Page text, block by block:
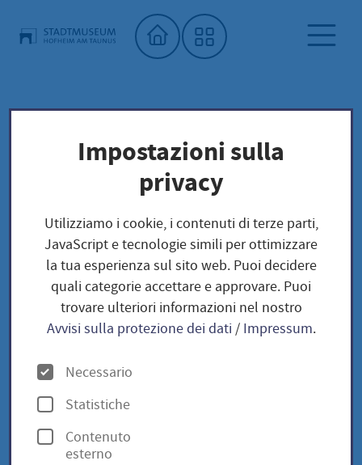
Home"
Museo della città Mostre speciali Archiv
Sonderausstellungen 1991-1995
Sonderausstellungen
1991-1995
Lebenszeichen. Schmuck aus
Notzeiten
Sophie Reinheimer.
Impostazioni sulla
privacy
Utilizziamo i cookie, i contenuti di terze parti,
JavaScript e tecnologie simili per ottimizzare
la tua esperienza sul sito web. Puoi decidere
quali categorie accettare e approvare. Puoi
trovare ulteriori informazioni nel nostro
Avvisi sulla protezione dei dati/ Impressum.
O
p
z
i
Necessario
Statistiche
Contenuto
esterno